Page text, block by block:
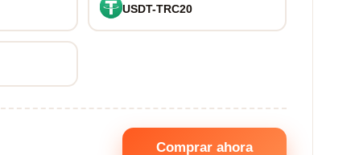
USDT-TRC20
Comprar ahora